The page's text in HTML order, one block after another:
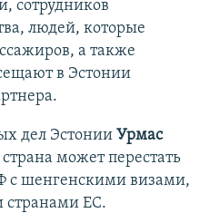
сотрудников
людей, которые
а также
в Эстонии
дел Эстонии Урмас
может перестать
с шенгенскими визами,
ЕС.